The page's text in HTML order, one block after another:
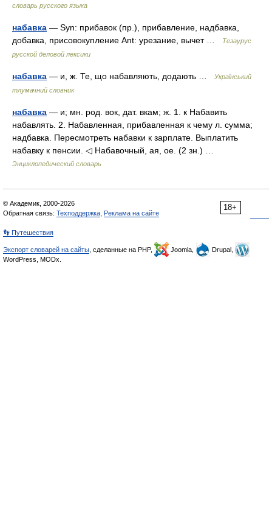
словарь русского языка
набавка — Syn: прибавок (пр.), прибавление, надбавка,
добавка, присовокупление Ant: урезание, вычет …
Тезаурус
русской деловой лексики
набавка — и, ж. Те, що набавляють, додають …
Український
тлумачний словник
набавка — и; мн. род. вок, дат. вкам; ж. 1. к Набавить
набавлять. 2. Набавленная, прибавленная к чему л. сумма;
надбавка. Пересмотреть набавки к зарплате. Выплатить
набавку к пенсии. ◁ Набавочный, ая, ое. (2 зн.) …
Энциклопедический словарь
18+
© Академик, 2000-2026
Обратная связь: Техподдержка Реклама на сайте
👣 Путешествия
Экспорт словарей на сайты , сделанные на PHP, Joomla,
Drupal,
WordPress, MODx.